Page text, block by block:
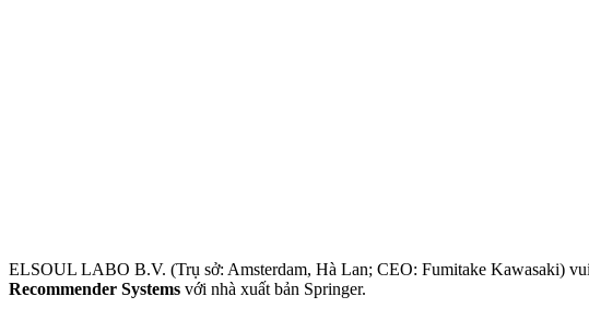
ELSOUL LABO B.V. (Trụ sở: Amsterdam, Hà Lan; CEO: Fumitake Kawasaki)
Recommender Systems với nhà xuất bản Springer.